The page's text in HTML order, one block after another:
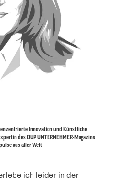
Innovation und Künstliche
des DUP UNTERNEHMER-Magazins
aus aller Welt
ich leider in der